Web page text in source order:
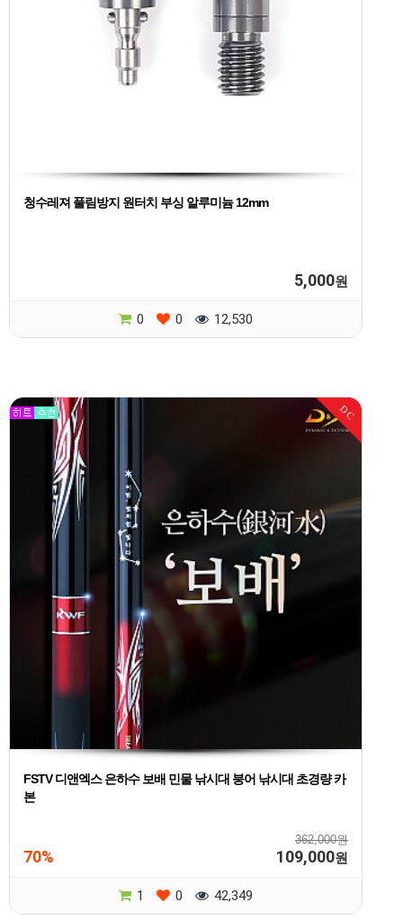
청수레져 풀림방지 원터치 부싱 알루미늄 12mm
5,000원
0 0 12,530
DC
FSTV 디앤엑스 은하수 보배 민물 낚시대 붕어 낚시대 초경량 카
본
362,000원
70% 109,000원
1 0 42,349